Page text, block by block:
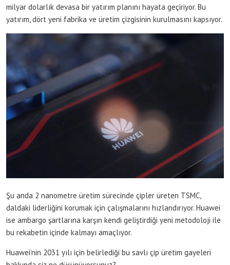
milyar dolarlık devasa bir yatırım planını hayata geçiriyor. Bu
yatırım, dört yeni fabrika ve üretim çizgisinin kurulmasını kapsıyor.
Şu anda 2 nanometre üretim sürecinde çipler üreten TSMC,
daldaki liderliğini korumak için çalışmalarını hızlandırıyor. Huawei
ise ambargo şartlarına karşın kendi geliştirdiği yeni metodoloji ile
bu rekabetin içinde kalmayı amaçlıyor.
Huawei’nin 2031 yılı için belirlediği bu savlı çip üretim gayeleri